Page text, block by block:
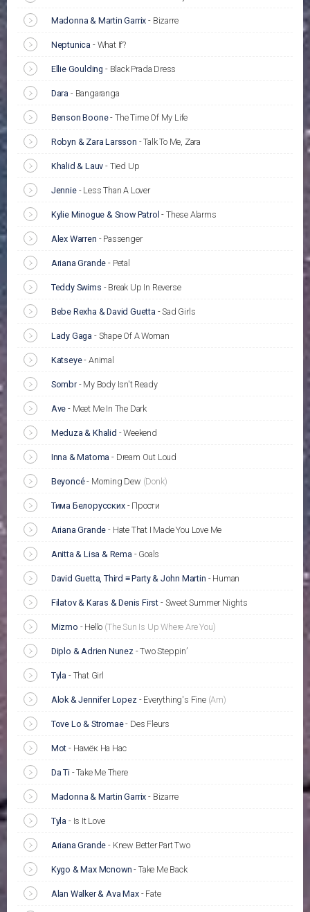
Madonna & Martin Garrix - Bizarre
Neptunica - What If?
Ellie Goulding - Black Prada Dress
Dara - Bangaranga
Benson Boone- The Time Of My Life
Robyn & Zara Larsson -Talk To Me, Zara
Khalid & Lauv - Tied Up
Jennie- Less Than A Lover
Kylie Minogue & Snow Patrol - These Alarms
Alex Warren - Passenger
Ariana Grande - Petal
Teddy Swims - Break Up In Reverse
Bebe Rexha & David Guetta -Sad Girls
Lady Gaga - Shape Of A Woman
Katseye- Animal
Sombr- My Body Isn't Ready
Ave - Meet Me In The Dark
Meduza & Khalid -Weekend
Inna & Matoma - Dream Out Loud
Beyoncé- Morning Dew (Donk)
Тима Белорусских- Прости
Ariana Grande - Hate That I Made You Love Me
Anitta & Lisa & Rema - Goals
David Guetta, Third ≡ Party & John Martin - Human
Filatov & Karas & Denis First - Sweet Summer Nights
Mizmo - Hello (The Sun Is Up Where Are You)
Diplo & Adrien Nunez-Two Steppin’
Tyla - That Girl
Alok & Jennifer Lopez- Everything's Fine (Am)
Tove Lo & Stromae- Des Fleurs
Mot - Намёк На Нас
Da Ti -Take Me There
Madonna & Martin Garrix - Bizarre
Tyla - Is It Love
Ariana Grande - Knew Better Part Two
Kygo & Max Mcnown - Take Me Back
Alan Walker & Ava Max- Fate